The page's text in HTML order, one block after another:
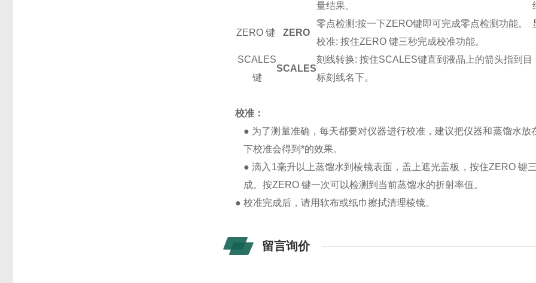
量结果。
ZERO 键 ZERO
零点检测:按一下ZERO键即可完成零点检测功能。
校准: 按住ZERO 键三秒完成校准功能。
SCALES
键
SCALES
刻线转换: 按住SCALES键直到液晶上的箭头指到目
标刻线名下。
校准：
● 为了测量准确，每天都要对仪器进行校准，建议把仪器和蒸馏水
下校准会得到*的效果。
● 滴入1毫升以上蒸馏水到棱镜表面，盖上遮光盖板，按住ZERO 键
成。按ZERO 键一次可以检测到当前蒸馏水的折射率值。
● 校准完成后，请用软布或纸巾擦拭清理棱镜。
留言询价